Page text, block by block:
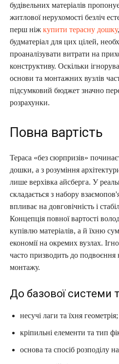
будівельних матеріалів
житлової нерухомості безліч
перш ніж купити терасну дошку
будматеріал для цих цілей,
проаналізувати витрати на
конструктиву. Оскільки
основи та монтажних вузлів
підсумковий бюджет значно
розрахунки.
Повна вартість
Тераса «без сюрпризів»
дошки, а з розуміння
лише верхівка айсберга. У
складається з набору
впливає на довговічність і
Концепція повної вартості
купівлю матеріалів, а й їхню
економії на окремих вузлах.
часто призводить до
монтажу.
До базової системи
несучі лаги та їхня геометрія;
кріпильні елементи та тип
основа та спосіб розподілу